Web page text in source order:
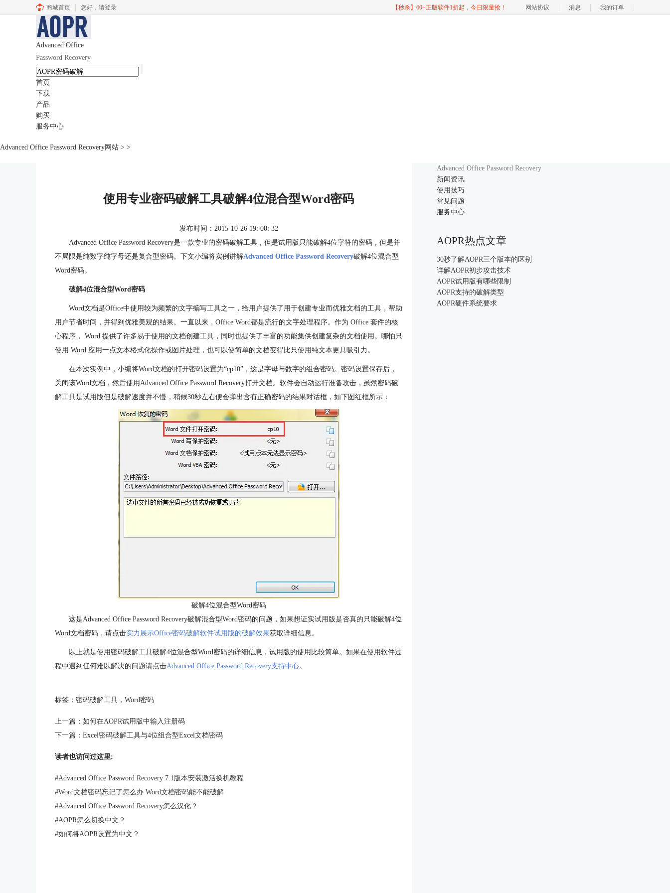
商城首页 您好， 请登录 【秒杀】60+正版软件1折起，今日限量抢！ 网站协议 消息 我的订单
Advanced Office
Password Recovery
首页
下载
产品
购买
服务中心
Advanced Office Password Recovery网站 > >
使用专业密码破解工具破解4位混合型Word密码
发布时间：2015-10-26 19: 00: 32
Advanced Office Password Recovery是一款专业的密码破解工具，但是试用版只能破解4位字符的密码，但是并
不局限是纯数字纯字母还是复合型密码。下文小编将实例讲解Advanced Office Password Recovery破解4位混合型
Word密码。
破解4位混合型Word密码
Word文档是Office中使用较为频繁的文字编写工具之一，给用户提供了用于创建专业而优雅文档的工具，帮助
用户节省时间，并得到优雅美观的结果。一直以来，Office Word都是流行的文字处理程序。作为 Office 套件的核
心程序， Word 提供了许多易于使用的文档创建工具，同时也提供了丰富的功能集供创建复杂的文档使用。哪怕只
使用 Word 应用一点文本格式化操作或图片处理，也可以使简单的文档变得比只使用纯文本更具吸引力。
在本次实例中，小编将Word文档的打开密码设置为“cp10”，这是字母与数字的组合密码。密码设置保存后，
关闭该Word文档，然后使用Advanced Office Password Recovery打开文档。软件会自动运行准备攻击，虽然密码破
解工具是试用版但是破解速度并不慢，稍候30秒左右便会弹出含有正确密码的结果对话框，如下图红框所示：
破解4位混合型Word密码
这是Advanced Office Password Recovery破解混合型Word密码的问题，如果想证实试用版是否真的只能破解4位
Word文档密码，请点击实力展示Office密码破解软件试用版的破解效果获取详细信息。
以上就是使用密码破解工具破解4位混合型Word密码的详细信息，试用版的使用比较简单。如果在使用软件过
程中遇到任何难以解决的问题请点击Advanced Office Password Recovery支持中心。
标签： 密码破解工具 ， Word密码
上一篇： 如何在AOPR试用版中输入注册码
下一篇： Excel密码破解工具与4位组合型Excel文档密码
读者也访问过这里:
#Advanced Office Password Recovery 7.1版本安装激活换机教程
#Word文档密码忘记了怎么办 Word文档密码能不能破解
#Advanced Office Password Recovery怎么汉化？
#AOPR怎么切换中文？
#如何将AOPR设置为中文？
Advanced Office Password Recovery
新闻资讯
使用技巧
常见问题
服务中心
AOPR热点文章
30秒了解AOPR三个版本的区别
详解AOPR初步攻击技术
AOPR试用版有哪些限制
AOPR支持的破解类型
AOPR硬件系统要求